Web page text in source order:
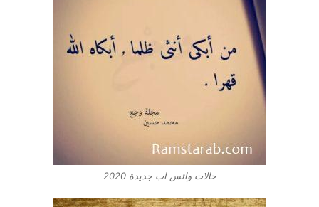
حالات واتس اب جديدة 2020